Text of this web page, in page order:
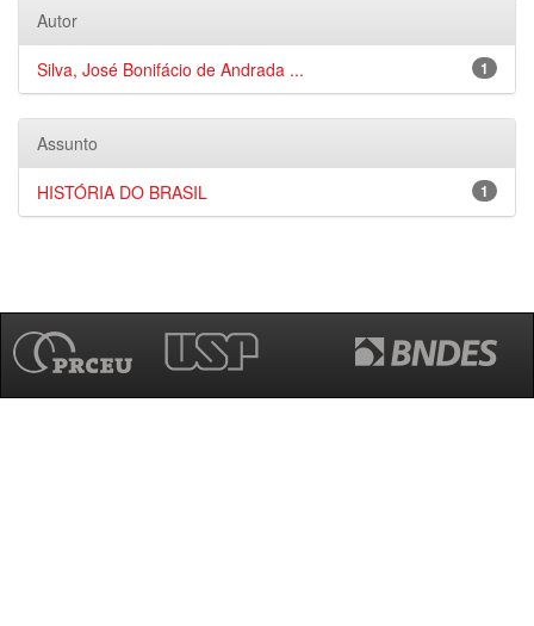
Autor
1
Silva, José Bonifácio de Andrada ...
Assunto
1
HISTÓRIA DO BRASIL